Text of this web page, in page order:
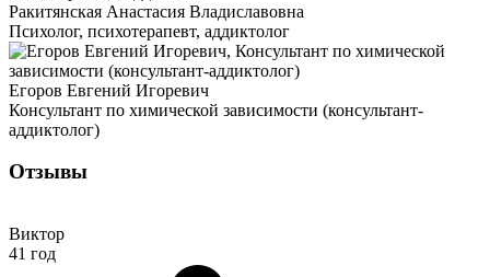
Ракитянская Анастасия Владиславовна
Психолог, психотерапевт, аддиктолог
Егоров Евгений Игоревич
Консультант по химической зависимости (консультант-
аддиктолог)
Отзывы
Виктор
41 год